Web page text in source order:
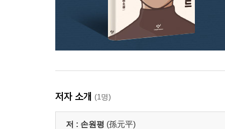
저자 소개 (1명)
저 : 손원평 (孫元平)